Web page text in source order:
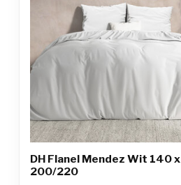
DH Flanel Mendez Wit 140 x
200/220